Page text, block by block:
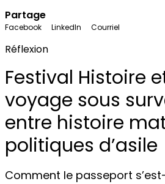
Partage
Facebook LinkedIn Courriel
Réflexion
Festival Histoire
voyage sous
entre histoire
politiques d’asile
Comment le passeport